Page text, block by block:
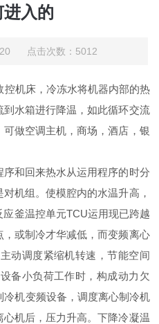
入的
20 点击次数：5012
控机床，冷冻水将机器内部的热
水箱进行降温，如此循环交流
做空调主机，商场，酒店，银
和回来热水从运用程序的时分
机组。使模腔内的水温升高，
釜温控单元TCU运用现已跨越
或制冷才华减低，而变频离心
动调度紧缩机转速，节能空间
备小负荷工作时，构成动力欠
机变频设备，调度离心制冷机
机后，压力升高。下降冷凝温